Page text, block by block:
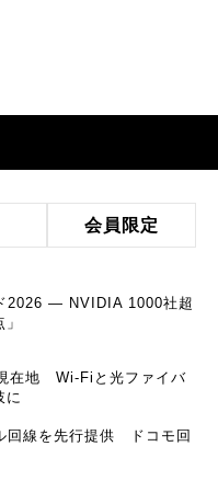
会員限定
2026 ― NVIDIA 1000社超
在地 Wi-Fiと光ファイバ
に
回線を先行提供 ドコモ回